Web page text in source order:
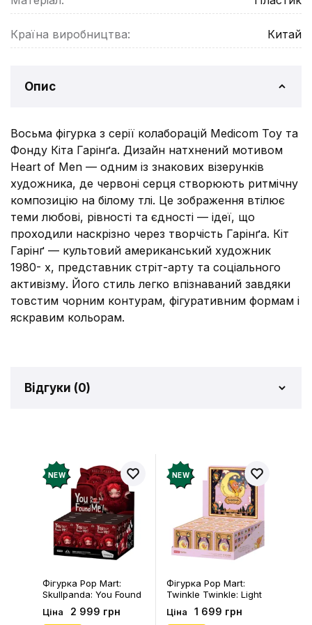
Країна виробництва: Китай
Опис
Восьма фігурка з серії колаборацій Medicom Toy та
Фонду Кіта Гарінґа. Дизайн натхнений мотивом
Heart of Men — одним із знакових візерунків
художника, де червоні серця створюють ритмічну
композицію на білому тлі. Це зображення втілює
теми любові, рівності та єдності — ідеї, що
проходили наскрізно через творчість Гарінґа. Кіт
Гарінґ — культовий американський художник
1980- х, представник стріт-арту та соціального
активізму. Його стиль легко впізнаваний завдяки
товстим чорним контурам, фігуративним формам і
яскравим кольорам.
Відгуки (0)
Додайте відгук і отримайте 50 грн на свій
рахунок
Залишити відгук
NEW
Фігурка Pop Mart:
Skullpanda: You Found
Me!: Plush Doll Pendant
Series (Blind Box: 1 з
Ціна 2 999 грн
NEW
Фігурка Pop Mart:
Twinkle Twinkle: Light
Up: Scene Sets Series
(Blind Box: 1 з 10)
Ціна 1 699 грн